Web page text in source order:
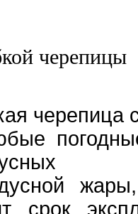
черепицы
черепица
срок